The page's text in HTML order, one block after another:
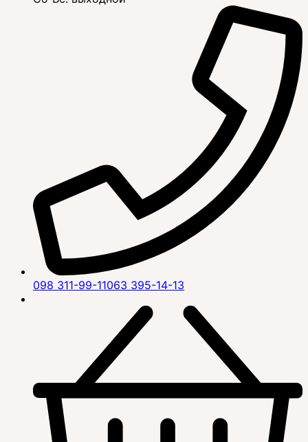
098 311-99-11063 395-14-13